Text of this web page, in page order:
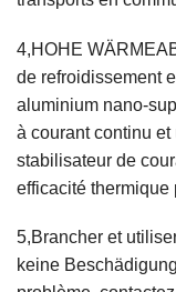
4,HOHE
de refroidissement
aluminium nano-
à courant continu
stabilisateur de
efficacité thermique
5,Brancher et
keine